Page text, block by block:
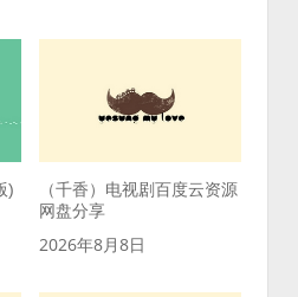
)
（千香）电视剧百度云资源
网盘分享
2026年8月8日